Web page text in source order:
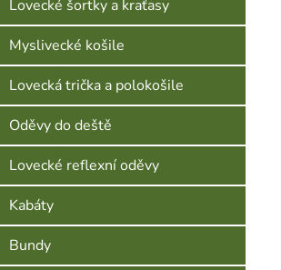
Lovecké šortky a kraťasy
Myslivecké košile
Lovecká trička a polokošile
Oděvy do deště
Lovecké reflexní oděvy
Kabáty
Bundy